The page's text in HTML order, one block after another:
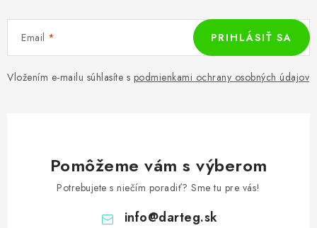
Email
Vložením e-mailu súhlasíte s podmienkami ochrany osobných údajov
PRIHLÁSIŤ SA
Pomôžeme vám s výberom
Potrebujete s niečím poradiť? Sme tu pre vás!
info@darteg.sk